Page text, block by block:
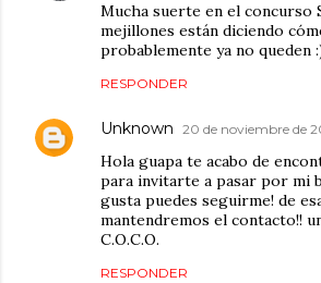
Mucha suerte en el concurso
mejillones están diciendo
probablemente ya no queden
RESPONDER
Unknown 20 de noviembre de
Hola guapa te acabo de
para invitarte a pasar por mi
gusta puedes seguirme! de
mantendremos el contacto!!
C.O.C.O.
RESPONDER